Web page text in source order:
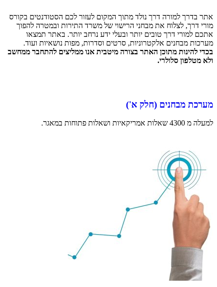
אתר בדרך למורה דרך נולד מתוך המקום לעזור לכם הסטודנטים בקורס
מורי דרך, לצלוח את מבחני הרישוי של משרד התירות ובמטרה להפוך
אתכם למורי דרך טובים יותר ובעלי ידע נרחב יותר. באתר תמצאו
מערכות מבחנים אלקטרוניות, סרטים וסדרות, מפות נושאיות ועוד.
בכדי להינות מתוכן האתר בצורה מיטבית אנו ממליצים להתחבר ממחשב
ולא מטלפון סלולרי.
מערכת מבחנים (חלק א')
למעלה מ 4300 שאלות אמריקאיות ושאלות פתוחות במאגר.